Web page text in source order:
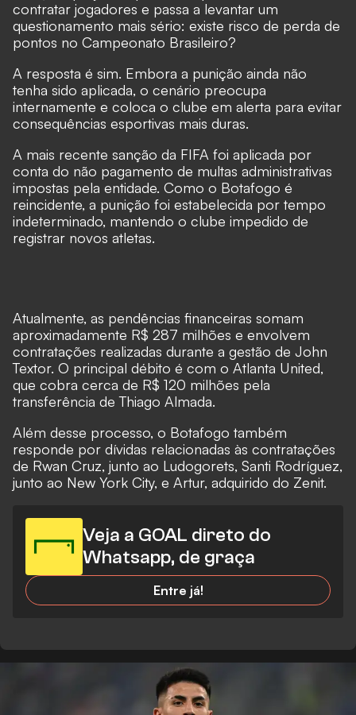
contratar jogadores e passa a levantar um
questionamento mais sério: existe risco de perda de
pontos no Campeonato Brasileiro?
A resposta é sim. Embora a punição ainda não
tenha sido aplicada, o cenário preocupa
internamente e coloca o clube em alerta para evitar
consequências esportivas mais duras.
A mais recente sanção da FIFA foi aplicada por
conta do não pagamento de multas administrativas
impostas pela entidade. Como o Botafogo é
reincidente, a punição foi estabelecida por tempo
indeterminado, mantendo o clube impedido de
registrar novos atletas.
Atualmente, as pendências financeiras somam
aproximadamente R$ 287 milhões e envolvem
contratações realizadas durante a gestão de John
Textor. O principal débito é com o Atlanta United,
que cobra cerca de R$ 120 milhões pela
transferência de Thiago Almada.
Além desse processo, o Botafogo também
responde por dívidas relacionadas às contratações
de Rwan Cruz, junto ao Ludogorets, Santi Rodríguez,
junto ao New York City, e Artur, adquirido do Zenit.
Veja a GOAL direto do
Whatsapp, de graça
Entre já!